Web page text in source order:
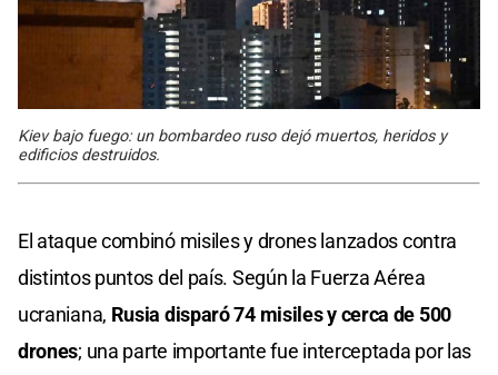
Kiev bajo fuego: un bombardeo ruso dejó muertos, heridos y
edificios destruidos.
El ataque combinó misiles y drones lanzados contra
distintos puntos del país. Según la Fuerza Aérea
ucraniana, Rusia disparó 74 misiles y cerca de 500
drones; una parte importante fue interceptada por las